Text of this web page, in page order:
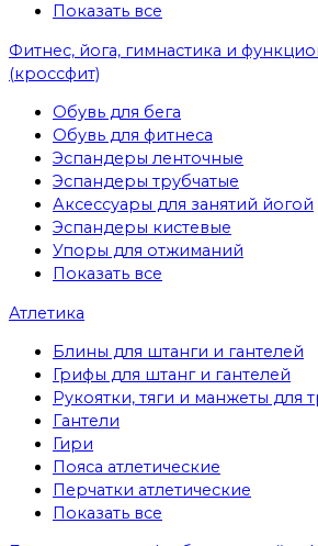
Показать все
Фитнес, йога, гимнастика и
(кроссфит)
Обувь для бега
Обувь для фитнеса
Эспандеры ленточные
Эспандеры трубчатые
Аксессуары для занятий йогой
Эспандеры кистевые
Упоры для отжиманий
Показать все
Атлетика
Блины для штанги и гантелей
Грифы для штанг и гантелей
Рукоятки, тяги и манжеты для
Гантели
Гири
Пояса атлетические
Перчатки атлетические
Показать все